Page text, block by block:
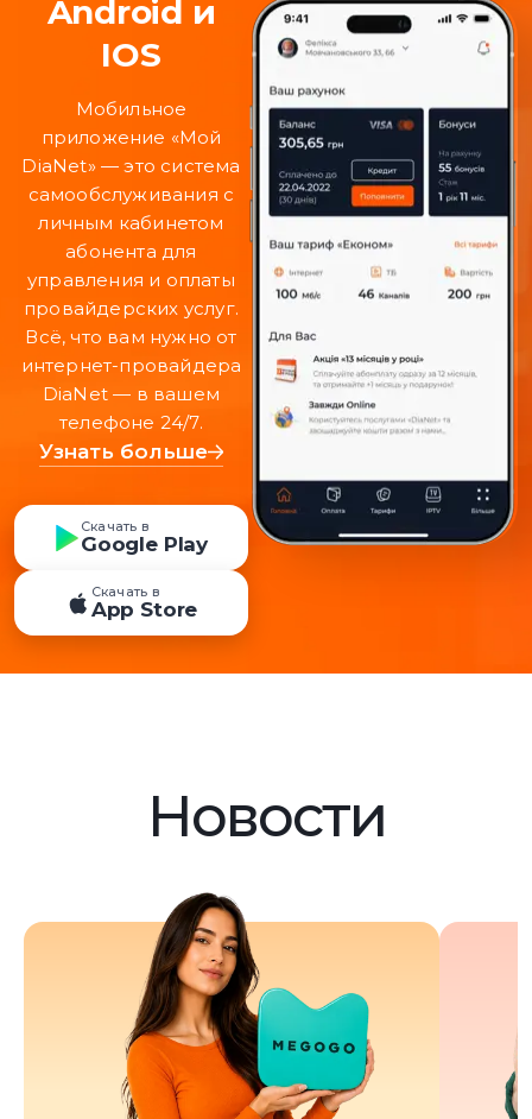
Android и
IOS
Мобильное
приложение «Мой
DiaNet» — это система
самообслуживания с
личным кабинетом
абонента для
управления и оплаты
провайдерских услуг.
Всё, что вам нужно от
интернет-провайдера
DiaNet — в вашем
телефоне 24/7.
Узнать больше
Скачать в
Google Play
Скачать в
App Store
Новости